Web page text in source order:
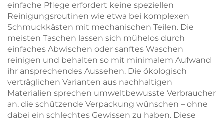
einfache Pflege erfordert keine speziellen
Reinigungsroutinen wie etwa bei komplexen
Schmuckkästen mit mechanischen Teilen. Die
meisten Taschen lassen sich mühelos durch
einfaches Abwischen oder sanftes Waschen
reinigen und behalten so mit minimalem Aufwand
ihr ansprechendes Aussehen. Die ökologisch
verträglichen Varianten aus nachhaltigen
Materialien sprechen umweltbewusste Verbraucher
an, die schützende Verpackung wünschen – ohne
dabei ein schlechtes Gewissen zu haben. Diese